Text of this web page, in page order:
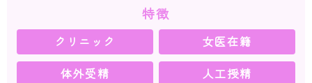
特徴
クリニック
女医在籍
体外受精
人工授精